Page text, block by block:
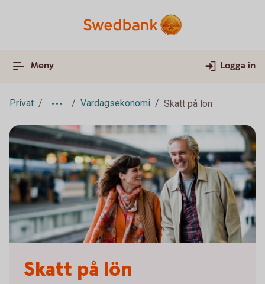
Meny Logga in
Privat Vardagsekonomi Skatt på lön
Skatt på lön